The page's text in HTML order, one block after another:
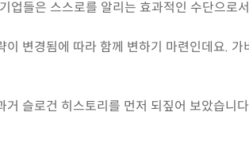
기업들은 스스로를 알리는 효과적인 수단으
변경됨에 따라 함께 변하기 마련인데요.
슬로건 히스토리를 먼저 되짚어 보았습니